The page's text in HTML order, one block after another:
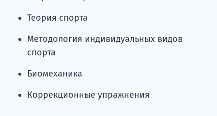
Теория спорта
Методология индивидуальных видов
спорта
Биомеханика
Коррекционные упражнения